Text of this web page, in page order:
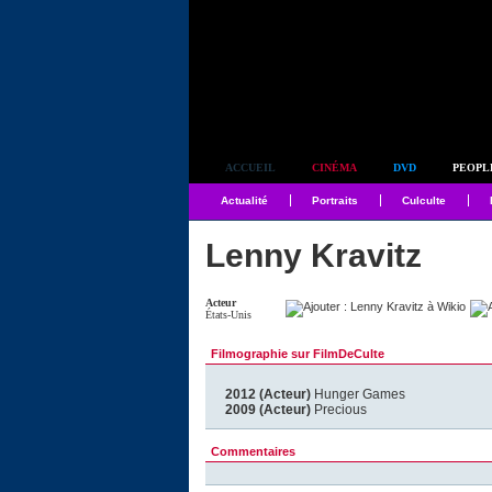
ACCUEIL CINÉMA DVD
Actualité Portraits Culculte
Lenny Kravitz
Acteur
États-Unis
Filmographie sur FilmDeCulte
2012 (Acteur) Hunger Games
2009 (Acteur) Precious
Commentaires